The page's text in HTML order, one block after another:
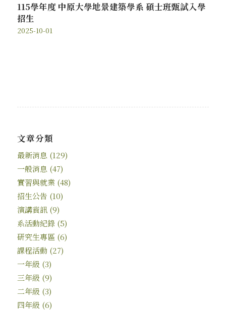
115學年度 中原大學地景建築學系 碩士班甄試入學
招生
2025-10-01
文章分類
最新消息(129)
一般消息(47)
實習與就業(48)
招生公告 (10)
演講資訊(9)
系活動紀錄(5)
研究生專區 (6)
課程活動 (27)
一年級 (3)
三年級 (9)
二年級 (3)
四年級 (6)